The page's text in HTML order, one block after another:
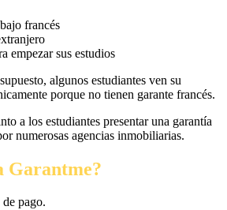
francés
empezar sus estudios
algunos estudiantes ven su
porque no tienen garante francés.
a los estudiantes presentar una garantía
numerosas agencias inmobiliarias.
Garantme?
pago.